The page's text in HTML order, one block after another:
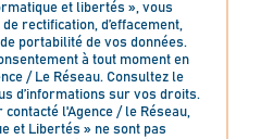
et libertés », vous
rectification, d’effacement,
portabilité de vos données.
à tout moment en
/ Le Réseau. Consultez le
d’informations sur vos droits.
l'Agence / le Réseau,
et Libertés » ne sont pas